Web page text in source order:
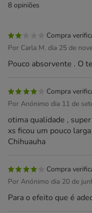
8 opiniões
Compra
Por Carla M. dia 25 de
Pouco absorvente . O
Compra
Por Anónimo dia 11 de
otima qualidade ,
xs ficou um pouco
Chihuauha
Compra
Por Anónimo dia 20 de
Para o efeito que é